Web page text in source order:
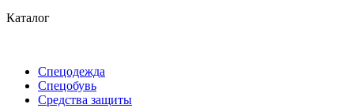
Каталог
Спецодежда
Спецобувь
Средства защиты